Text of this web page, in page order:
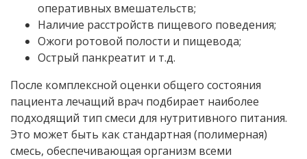
оперативных вмешательств;
Наличие расстройств пищевого поведения;
Ожоги ротовой полости и пищевода;
Острый панкреатит и т.д.
После комплексной оценки общего состояния
пациента лечащий врач подбирает наиболее
подходящий тип смеси для нутритивного питания.
Это может быть как стандартная (полимерная)
смесь, обеспечивающая организм всеми